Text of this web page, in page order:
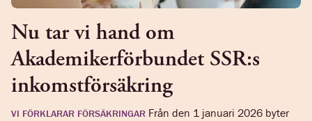
Nu tar vi hand om
Akademikerförbundet SSR:s
inkomstförsäkring
VI FÖRKLARAR FÖRSÄKRINGAR Från den 1 januari 2026 byter